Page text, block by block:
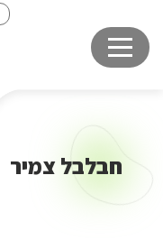
חבלבל צמיר